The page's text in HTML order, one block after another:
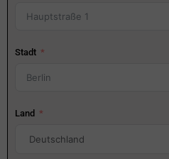
Stadt
Land